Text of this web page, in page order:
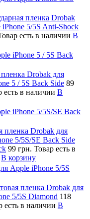
пленка Drobak
iPhone 5/5S Anti-Shock
есть в наличии В
iPhone 5 / 5S Back
Drobak для
5 / 5S Back Side 89
есть в наличии В
iPhone 5/5S/SE Back
пленка Drobak для
5/5S/SE Back Side
99 грн. Товар есть в
В корзину
Apple iPhone 5/5S
пленка Drobak для
5/5S Diamond 118
есть в наличии В